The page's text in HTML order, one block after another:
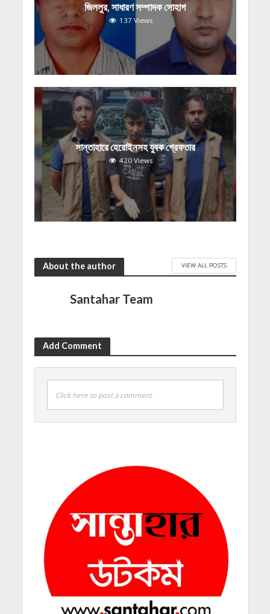
জিললুর, সাধারণ সম্পাদক সোহাগ
137 Views
সান্তাহারে হেরোইনসহ যুবক গ্রেফতার
420 Views
About the author VIEW ALL POSTS
Santahar Team
Add Comment
Click here to post a comment